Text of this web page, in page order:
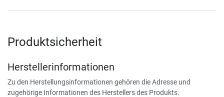
Produktsicherheit
Herstellerinformationen
Zu den Herstellungsinformationen gehören die Adresse und
zugehörige Informationen des Herstellers des Produkts.